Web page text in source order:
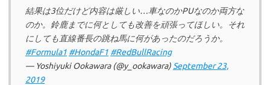
結果は3位だけど内容は厳しい…車なのかPUなのか両方な
のか。鈴鹿までに何としても改善を頑張ってほしい。それ
にしても直線番長の跳ね馬に何があったのだろうか。
#Formula1 #HondaF1 #RedBullRacing
— Yoshiyuki Ookawara (@y_ookawara) September 23,
2019